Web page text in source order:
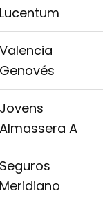
Lucentum
Valencia
Genovés
Jovens
Almassera A
Seguros
Meridiano